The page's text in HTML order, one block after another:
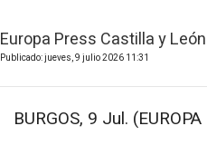
Europa Press Castilla y León
Publicado: jueves, 9 julio 2026 11:31
BURGOS, 9 Jul.